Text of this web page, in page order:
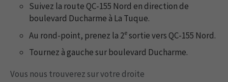
Suivez la route QC-155 Nord en direction de
boulevard Ducharme à La Tuque.
Au rond-point, prenez la 2e sortie vers QC-155 Nord.
Tournez à gauche sur boulevard Ducharme.
Vous nous trouverez sur votre droite